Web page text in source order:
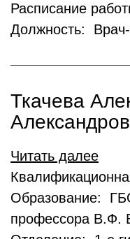
Расписание
Должность: Врач-
Ткачева
Читать далее
Образование:
профессора В.Ф.